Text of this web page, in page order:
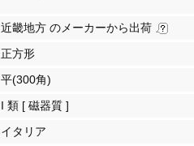
近畿地方 のメーカーから出荷
正方形
平(300角)
I 類 [ 磁器質 ]
イタリア